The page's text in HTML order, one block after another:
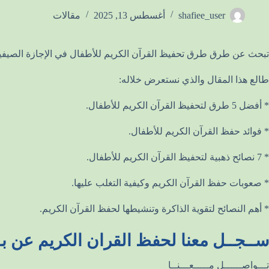
shafiee_user أغسطس 13, 2025 مقالات
تبحث عن طرق طرق تحفيظ القرآن الكريم للأطفال في الإجازة
طالع هذا المقال والذي نستعرض خلاله:
* أفضل 5 طرق لتحفيظ القرآن الكريم للأطفال.
* فوائد حفظ القرآن الكريم للأطفال.
* 7 نصائح ذهبية لتحفيظ القرآن الكريم للأطفال.
* صعوبات حفظ القرآن الكريم وكيفية التغلب عليها.
* أهم النصائح لتقوية الذاكرة وتنشيطها لحفظ القرآن الكريم.
ســجــل معنا لحفظ القران الكريم عن
تـــواصــــــل مـــــعـــنــا